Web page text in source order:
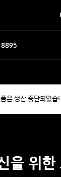
8895
은 생산 중단되었습
을 위한